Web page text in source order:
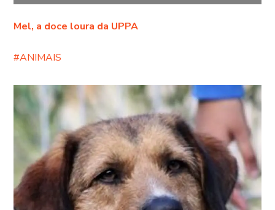
Mel, a doce loura da UPPA
#ANIMAIS